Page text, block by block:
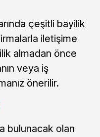
çeşitli bayilik
iletişime
almadan önce
veya iş
önerilir.
bulunacak olan